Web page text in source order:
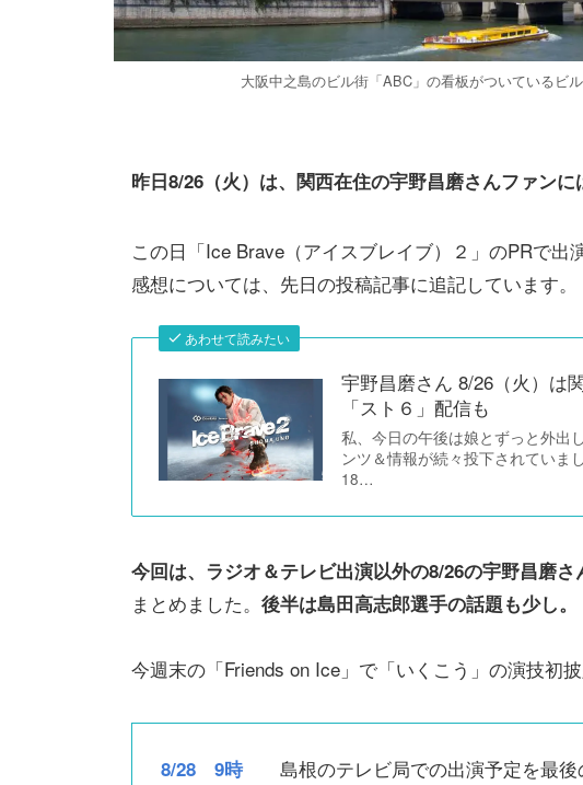
大阪中之島のビル街「ABC」の看板がついているビ
昨日8/26（火）は、関西在住の宇野昌磨さんファン
この日「Ice Brave（アイスブレイブ）２」のPRで
感想については、先日の投稿記事に追記しています。
あわせて読みたい
宇野昌磨さん 8/26（火）は
「スト６」配信も
私、今日の午後は娘とずっと外出
ンツ＆情報が続々投下されていま
18…
今回は、ラジオ＆テレビ出演以外の8/26の宇野昌磨さ
まとめました。 後半は島田高志郎選手の話題も少し。
今週末の「Friends on Ice」で「いくこう」の演技初
8/28 9時島根のテレビ局での出演予定を最後